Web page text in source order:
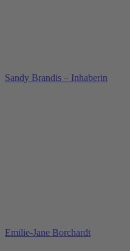
Sandy Brandis – Inhaberin
Emilie-Jane Borchardt